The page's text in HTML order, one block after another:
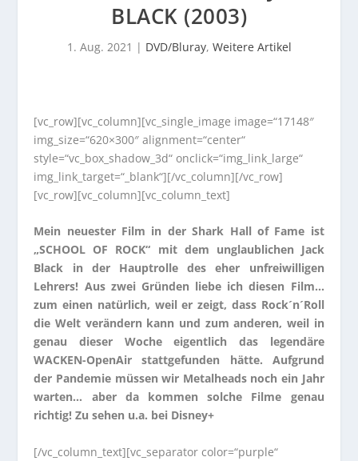
BLACK (2003)
1. Aug. 2021 | DVD/Bluray, Weitere Artikel
[vc_row][vc_column][vc_single_image image=“17148″
img_size=“620×300″ alignment=“center“
style=“vc_box_shadow_3d“ onclick=“img_link_large“
img_link_target=“_blank“][/vc_column][/vc_row]
[vc_row][vc_column][vc_column_text]
Mein neuester Film in der Shark Hall of Fame ist
„SCHOOL OF ROCK“ mit dem unglaublichen Jack
Black in der Hauptrolle des eher unfreiwilligen
Lehrers! Aus zwei Gründen liebe ich diesen Film…
zum einen natürlich, weil er zeigt, dass Rock´n´Roll
die Welt verändern kann und zum anderen, weil in
genau dieser Woche eigentlich das legendäre
WACKEN-OpenAir stattgefunden hätte. Aufgrund
der Pandemie müssen wir Metalheads noch ein Jahr
warten… aber da kommen solche Filme genau
richtig! Zu sehen u.a. bei Disney+
[/vc_column_text][vc_separator color=“purple“